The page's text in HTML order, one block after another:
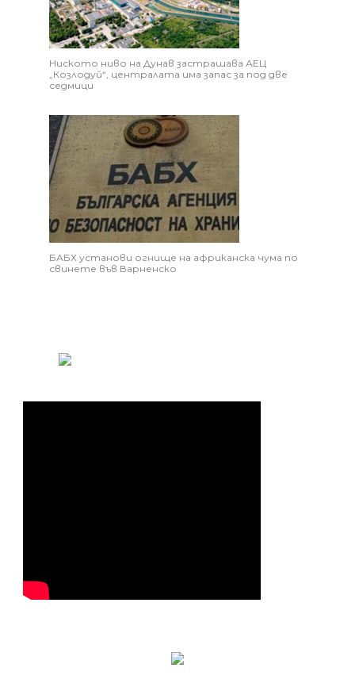
Ниското ниво на Дунав застрашава АЕЦ
„Козлодуй“, централата има запас за под две
седмици
БАБХ установи огнище на африканска чума по
свинете във Варненско